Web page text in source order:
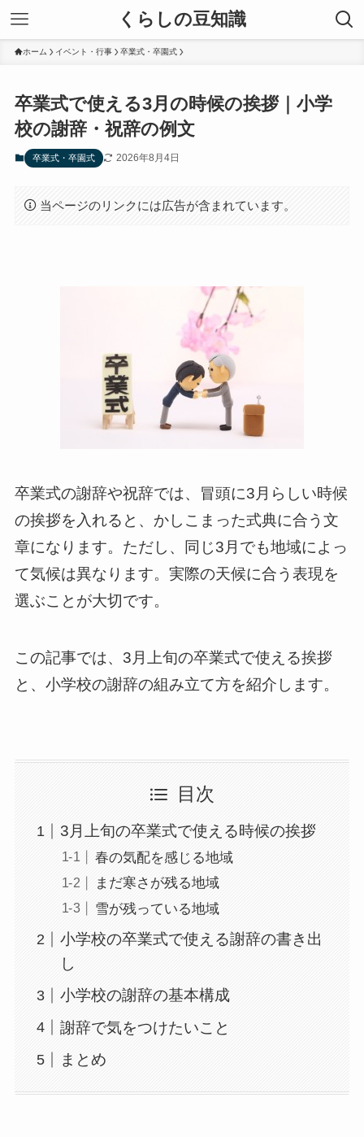
くらしの豆知識
ホーム イベント・行事 卒業式・卒園式
卒業式で使える3月の時候の挨拶｜小学
校の謝辞・祝辞の例文
卒業式・卒園式 2026年8月4日
当ページのリンクには広告が含まれています。
卒業式の謝辞や祝辞では、冒頭に3月らしい時候
の挨拶を入れると、かしこまった式典に合う文
章になります。ただし、同じ3月でも地域によっ
て気候は異なります。実際の天候に合う表現を
選ぶことが大切です。
この記事では、3月上旬の卒業式で使える挨拶
と、小学校の謝辞の組み立て方を紹介します。
目次
3月上旬の卒業式で使える時候の挨拶
春の気配を感じる地域
まだ寒さが残る地域
雪が残っている地域
小学校の卒業式で使える謝辞の書き出
し
小学校の謝辞の基本構成
謝辞で気をつけたいこと
まとめ